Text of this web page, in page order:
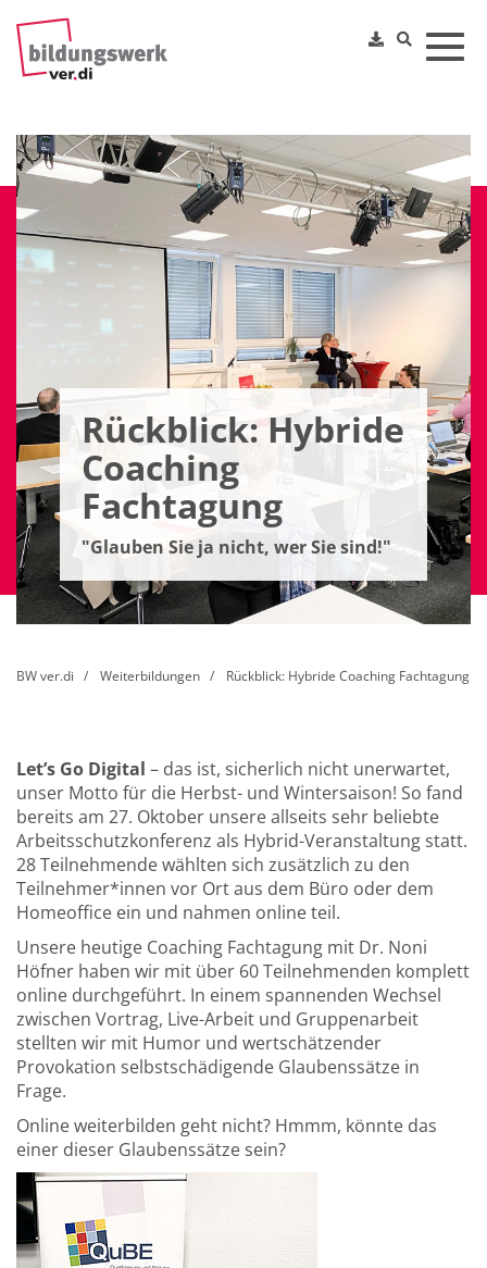
Rückblick: Hybride
Coaching
Fachtagung
"Glauben Sie ja nicht, wer Sie sind!"
BW ver.di Weiterbildungen Rückblick: Hybride Coaching Fachtagung
Let’s Go Digital – das ist, sicherlich nicht unerwartet,
unser Motto für die Herbst- und Wintersaison! So fand
bereits am 27. Oktober unsere allseits sehr beliebte
Arbeitsschutzkonferenz als Hybrid-Veranstaltung statt.
28 Teilnehmende wählten sich zusätzlich zu den
Teilnehmer*innen vor Ort aus dem Büro oder dem
Homeoffice ein und nahmen online teil.
Unsere heutige Coaching Fachtagung mit Dr. Noni
Höfner haben wir mit über 60 Teilnehmenden komplett
online durchgeführt. In einem spannenden Wechsel
zwischen Vortrag, Live-Arbeit und Gruppenarbeit
stellten wir mit Humor und wertschätzender
Provokation selbstschädigende Glaubenssätze in
Frage.
Online weiterbilden geht nicht? Hmmm, könnte das
einer dieser Glaubenssätze sein?